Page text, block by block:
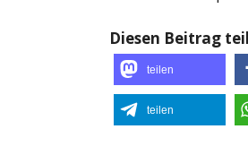
Diesen Beitrag
teilen
teilen